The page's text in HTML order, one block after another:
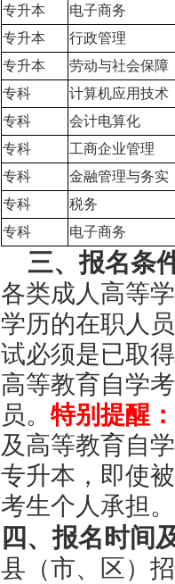
专升本
电子商务
专升本
行政管理
专升本
劳动与社会保障
专科
计算机应用技术
专科
会计电算化
专科
工商企业管理
专科
金融管理与务实
专科
税务
专科
电子商务
三、报名条
各类成人高等
学历的在职人
试必须是已取
高等教育自学
员。 特别提醒：
及高等教育自
专升本，即使
考生个人承担。
四、报名时间
县（市、区）